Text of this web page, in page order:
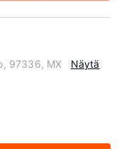
97336, MX
Näytä